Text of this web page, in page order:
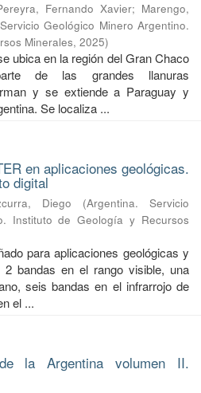
Fernando Xavier; Marengo,
Geológico Minero Argentino.
Minerales, 2025)
ubica en la región del Gran Chaco
de las grandes llanuras
y se extiende a Paraguay y
Se localiza ...
en aplicaciones geológicas.
digital
Diego (Argentina. Servicio
Instituto de Geología y Recursos
para aplicaciones geológicas y
bandas en el rango visible, una
seis bandas en el infrarrojo de
el ...
la Argentina volumen II.